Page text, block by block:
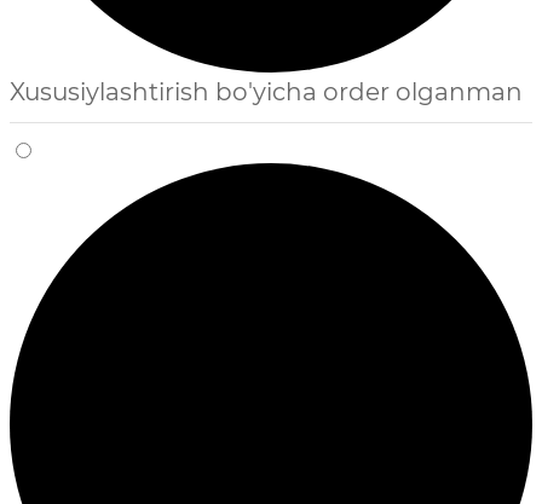
Xususiylashtirish bo'yicha order olganman